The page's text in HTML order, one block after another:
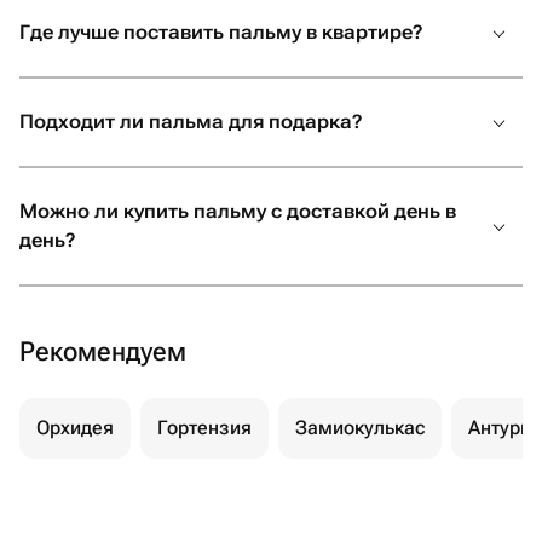
Вот ключевые причины, которые побуждают людей
купить пальму для разных интерьеров:
очень интересно в любом интерьере.
активного ухода.
Удобный способ озеленения. Одно убедительное
полива, минимальной подкормки, некоторые
Где лучше поставить пальму в квартире?
Подходит ли пальма для подарка?
Можно ли купить пальму с доставкой день в
день?
Рекомендуем
Орхидея Гортензия Замиокулькас